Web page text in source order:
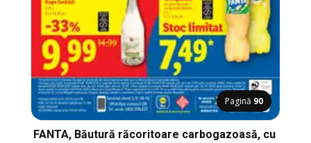
Pagină 90
FANTA, Băutură răcoritoare carbogazoasă, cu